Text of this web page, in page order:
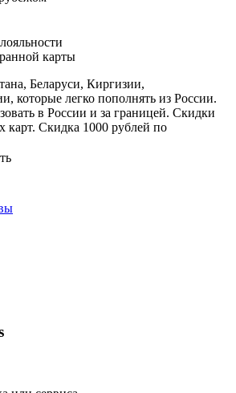
карты
Беларуси, Киргизии,
которые легко пополнять из России.
в России и за границей. Скидки
карт. Скидка 1000 рублей по